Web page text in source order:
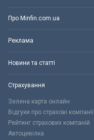
Про Minfin.com.ua
Реклама
Новини та статті
Страхування
Зелена карта онлайн
Відгуки про страхові компанії
Рейтинг страхових компаній
Автоцивілка